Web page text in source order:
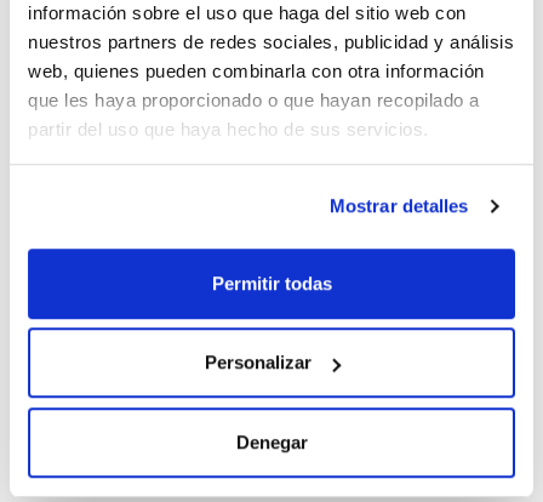
información sobre el uso que haga del sitio web con
nuestros partners de redes sociales, publicidad y análisis
web, quienes pueden combinarla con otra información
que les haya proporcionado o que hayan recopilado a
partir del uso que haya hecho de sus servicios.
Mostrar detalles
Permitir todas
Personalizar
Denegar
un máximo contacto
- Los bloques y el multiwell holder se adaptan perfectamente
a las placas de 145mm de diámetro. Para placas de 135mm
hay un adaptador (ref. 000RR61085)
Documentación técnica
TDS / Ficha técnica
COA
descargas
Regístrate para
Los productos marcados con esta imagen son
productos marca Scharlau habitualmente en stock,